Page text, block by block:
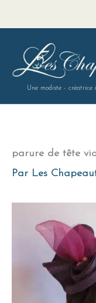
contenu
Une modiste - créatrice
parure de tête
Par Les